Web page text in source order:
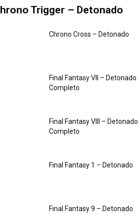
Trigger – Detonado
Chrono Cross – Detonado
Final Fantasy VII – Detonado
Completo
Final Fantasy VIII – Detonado
Completo
Final Fantasy 1 – Detonado
Final Fantasy 9 – Detonado